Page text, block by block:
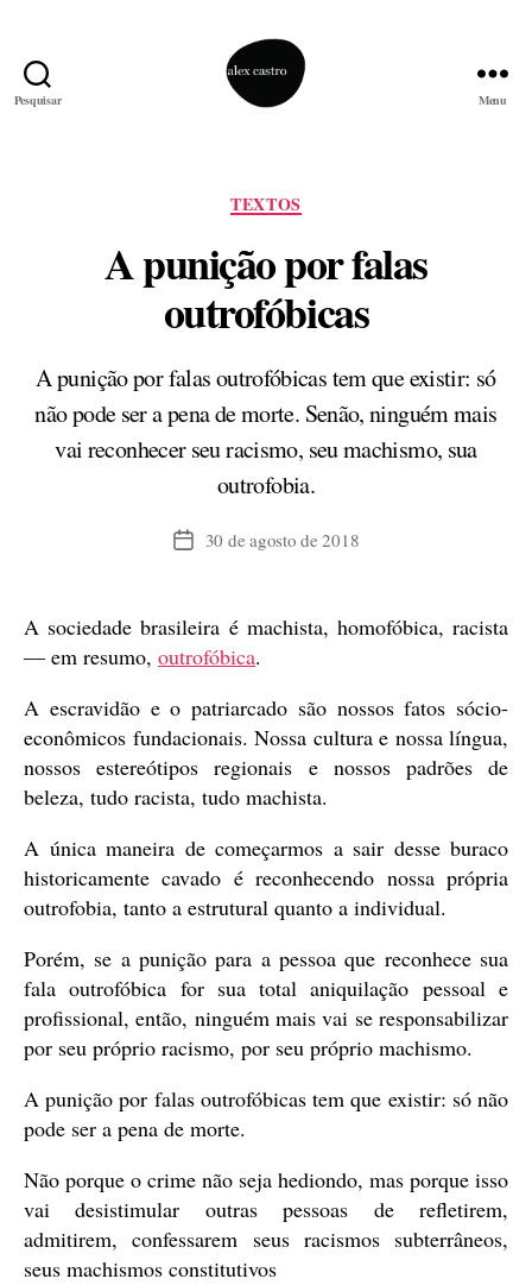
Pesquisar Menu
Categorias
TEXTOS
A punição por falas
outrofóbicas
A punição por falas outrofóbicas tem que existir: só
não pode ser a pena de morte. Senão, ninguém mais
vai reconhecer seu racismo, seu machismo, sua
outrofobia.
Data30 de agosto de 2018
A sociedade brasileira é machista, homofóbica, racista
— em resumo, outrofóbica.
A escravidão e o patriarcado são nossos fatos sócio-
econômicos fundacionais. Nossa cultura e nossa língua,
nossos estereótipos regionais e nossos padrões de
beleza, tudo racista, tudo machista.
A única maneira de começarmos a sair desse buraco
historicamente cavado é reconhecendo nossa própria
outrofobia, tanto a estrutural quanto a individual.
Porém, se a punição para a pessoa que reconhece sua
fala outrofóbica for sua total aniquilação pessoal e
profissional, então, ninguém mais vai se responsabilizar
por seu próprio racismo, por seu próprio machismo.
A punição por falas outrofóbicas tem que existir: só não
pode ser a pena de morte.
Não porque o crime não seja hediondo, mas porque isso
vai desistimular outras pessoas de refletirem,
admitirem, confessarem seus racismos subterrâneos,
seus machismos constitutivos